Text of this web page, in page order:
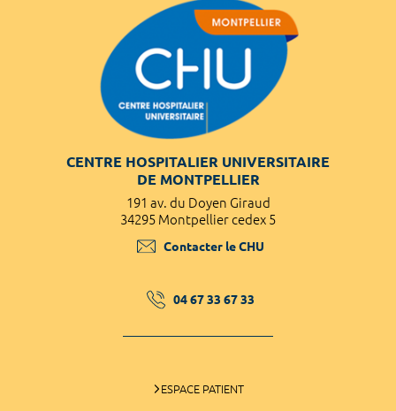
CENTRE HOSPITALIER UNIVERSITAIRE
DE MONTPELLIER
191 av. du Doyen Giraud
34295 Montpellier cedex 5
Contacter le CHU
04 67 33 67 33
ESPACE PATIENT